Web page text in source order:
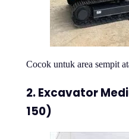
Cocok untuk area sempit
2. Excavator
150)